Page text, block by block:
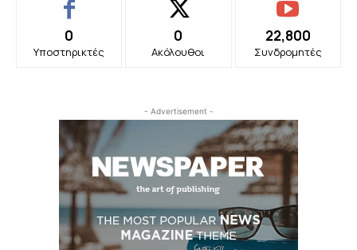
0
Υποστηρικτές
0
Ακόλουθοι
22,800
Συνδρομητές
- Advertisement -